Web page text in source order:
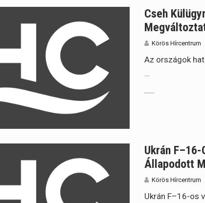
Cseh
Körös Hírcentrum
Az országok
…
Ukrán
Állapodott
Körös Hírcentrum
Ukrán F–16-os